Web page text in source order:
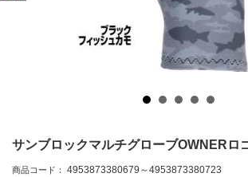
サンブロックマルチグローブOWNER
商品コード： 4953873380679～4953873380723